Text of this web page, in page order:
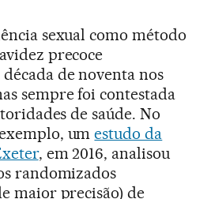
sexual como método
precoce
de noventa nos
sempre foi contestada
de saúde. No
umestudo da
, em 2016, analisou
randomizados
maior precisão) de